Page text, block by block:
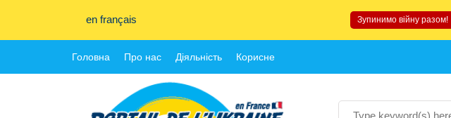
en français Зупинимо війну разом!
Головна Про нас Діяльність Корисне